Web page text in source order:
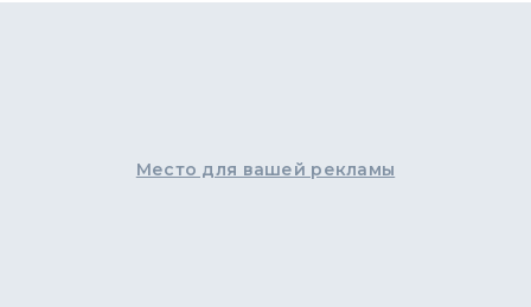
Место для вашей рекламы